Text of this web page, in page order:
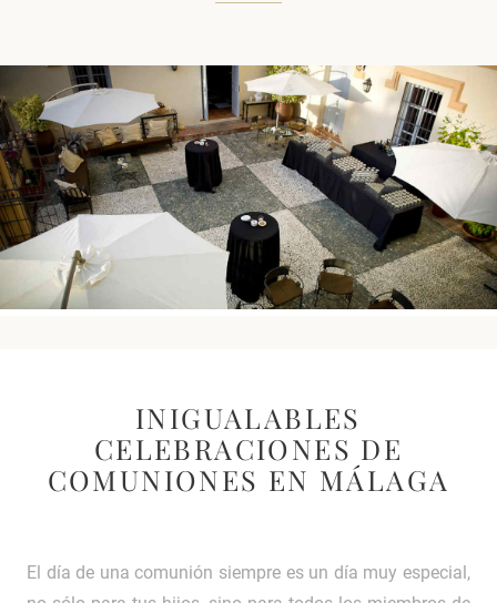
INIGUALABLES
CELEBRACIONES DE
COMUNIONES EN MÁLAGA
El día de una comunión siempre es un día muy especial,